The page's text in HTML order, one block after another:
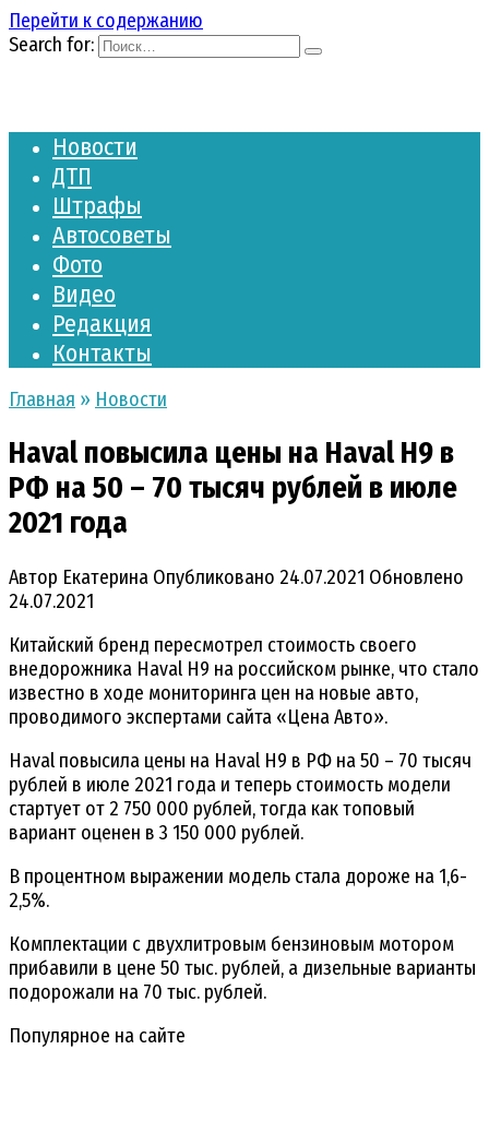
Перейти к содержанию
Search for:
Новости
ДТП
Штрафы
Автосоветы
Фото
Видео
Редакция
Контакты
Главная » Новости
Haval повысила цены на Haval H9 в
РФ на 50 – 70 тысяч рублей в июле
2021 года
Автор Екатерина Опубликовано 24.07.2021 Обновлено
24.07.2021
Китайский бренд пересмотрел стоимость своего
внедорожника Haval H9 на российском рынке, что стало
известно в ходе мониторинга цен на новые авто,
проводимого экспертами сайта «Цена Авто».
Haval повысила цены на Haval H9 в РФ на 50 – 70 тысяч
рублей в июле 2021 года и теперь стоимость модели
стартует от 2 750 000 рублей, тогда как топовый
вариант оценен в 3 150 000 рублей.
В процентном выражении модель стала дороже на 1,6-
2,5%.
Комплектации с двухлитровым бензиновым мотором
прибавили в цене 50 тыс. рублей, а дизельные варианты
подорожали на 70 тыс. рублей.
Популярное на сайте